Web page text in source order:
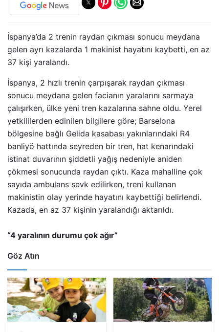
İspanya’da 2 trenin raydan çıkması sonucu meydana
gelen ayrı kazalarda 1 makinist hayatını kaybetti, en az
37 kişi yaralandı.
İspanya, 2 hızlı trenin çarpışarak raydan çıkması
sonucu meydana gelen facianın yaralarını sarmaya
çalışırken, ülke yeni tren kazalarına sahne oldu. Yerel
yetkililerden edinilen bilgilere göre; Barselona
bölgesine bağlı Gelida kasabası yakınlarındaki R4
banliyö hattında seyreden bir tren, hat kenarındaki
istinat duvarının şiddetli yağış nedeniyle aniden
çökmesi sonucunda raydan çıktı. Kaza mahalline çok
sayıda ambulans sevk edilirken, treni kullanan
makinistin olay yerinde hayatını kaybettiği belirlendi.
Kazada, en az 37 kişinin yaralandığı aktarıldı.
“4 yaralının durumu çok ağır”
Göz Atın